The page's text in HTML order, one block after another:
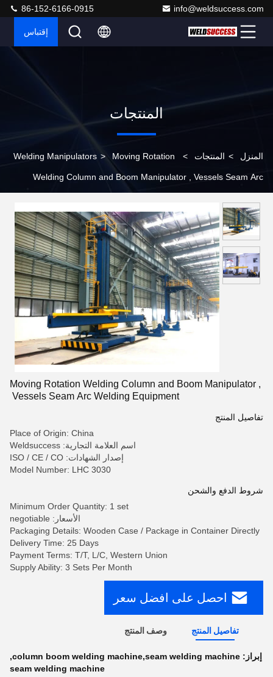
info@weldsuccess.com
86-152-6166-0915
إقتباس
المنتجات
المنزل > المنتجات >
Welding Manipulators > Moving Rotation
Welding Column and Boom Manipulator , Vessels Seam Arc
Moving Rotation Welding Column and Boom Manipulator ,
Vessels Seam Arc Welding Equipment
تفاصيل المنتج
Place of Origin: China
اسم العلامة التجارية: Weldsuccess
إصدار الشهادات: ISO / CE / CO
Model Number: LHC 3030
شروط الدفع والشحن
Minimum Order Quantity: 1 set
الأسعار: negotiable
Packaging Details: Wooden Case / Package in Container Directly
Delivery Time: 25 Days
Payment Terms: T/T, L/C, Western Union
Supply Ability: 3 Sets Per Month
احصل على افضل سعر
تفاصيل المنتج وصف المنتج
إبراز: column boom welding machine,seam welding machine
,
seam welding machine